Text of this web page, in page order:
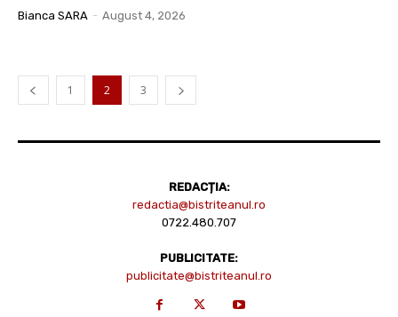
Bianca SARA - August 4, 2026
1 2 3
REDACȚIA:
redactia@bistriteanul.ro
0722.480.707
PUBLICITATE:
publicitate@bistriteanul.ro